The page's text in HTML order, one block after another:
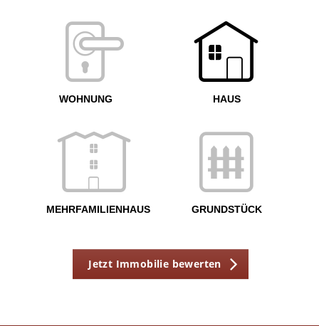
WOHNUNG HAUS
MEHRFAMILIENHAUS GRUNDSTÜCK
Jetzt Immobilie bewerten